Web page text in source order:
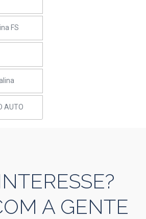
FS
AUTO
A GENTE